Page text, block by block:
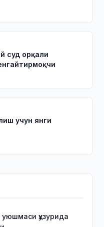
суд орқали
учун янги
ҳузурида